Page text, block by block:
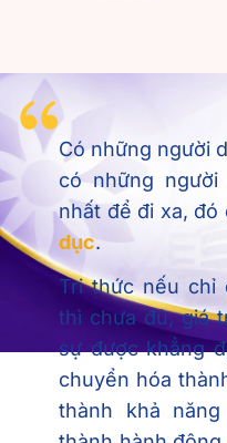
Có những người
có những
nhất để đi xa,
dục.
Tri thức nếu chỉ
thì chưa đủ, giá
sự được khẳng
chuyển hóa
thành khả
thành hành động
hội.